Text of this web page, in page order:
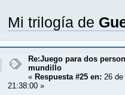
Mi trilogía de
Re:Juego para dos
mundillo
« Respuesta #25 en: 26
21:38:00 »